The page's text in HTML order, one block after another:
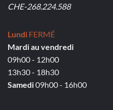
CHE-268.224.588
Lundi FERMÉ
Mardi au vendredi
09h00 - 12h00
13h30 - 18h30
Samedi09h00 - 16h00